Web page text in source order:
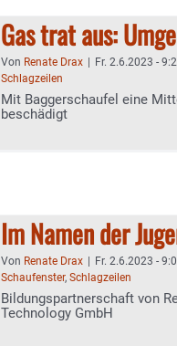
Gas trat aus:
Von Renate Drax Fr. 2.6.2023 -
Schlagzeilen
Mit Baggerschaufel eine
beschädigt
Im Namen der
Von Renate Drax Fr. 2.6.2023 -
Schaufenster, Schlagzeilen
Bildungspartnerschaft von
Technology GmbH